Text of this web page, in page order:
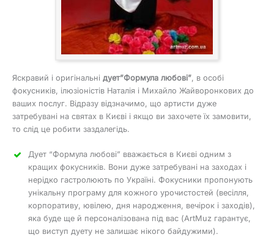
Яскравий і оригінальні дует”Формула любові”, в особі
фокусників, ілюзіоністів Наталія і Михайло Жайворонкових до
ваших послуг. Відразу відзначимо, що артисти дуже
затребувані на святах в Києві і якщо ви захочете їх замовити,
то слід це робити заздалегідь.
Дует “Формула любові” вважається в Києві одним з
кращих фокусників. Вони дуже затребувані на заходах і
нерідко гастролюють по Україні. Фокусники пропонують
унікальну програму для кожного урочистостей (весілля,
корпоративу, ювілею, дня народження, вечірок і заходів),
яка буде ще й персоналізована під вас (ArtMuz гарантує,
що виступ дуету не залишає нікого байдужими).